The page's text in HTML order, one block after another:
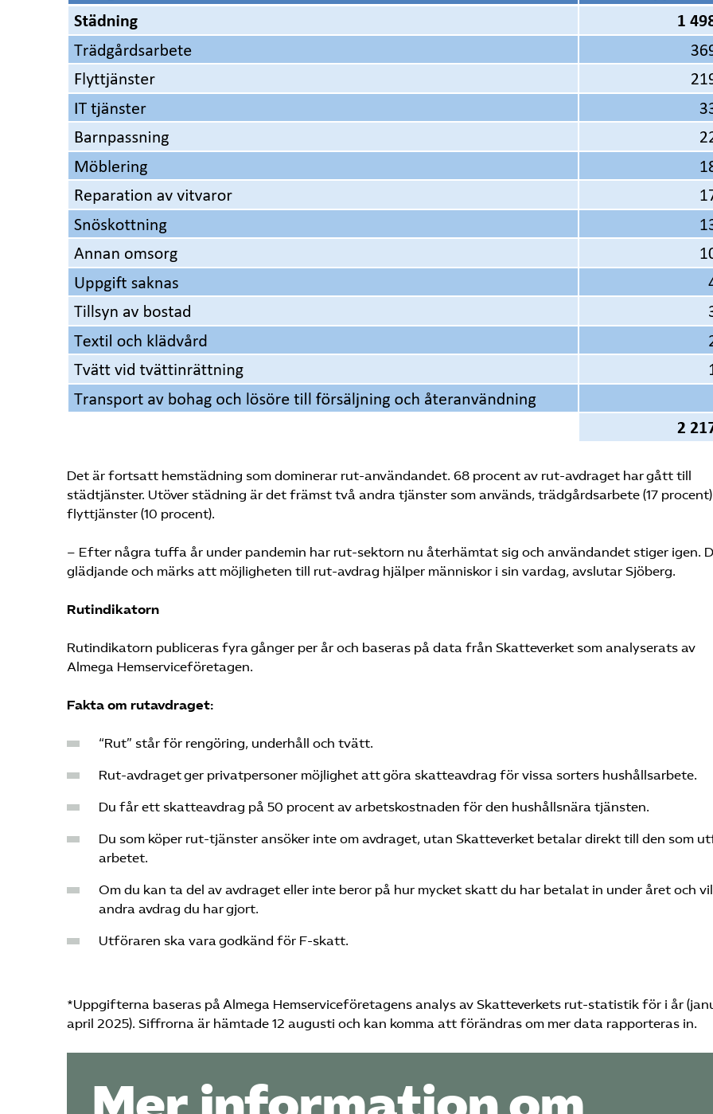
Det är fortsatt hemstädning som dominerar rut-användandet. 68 procent av rut-avdraget har gått till
städtjänster. Utöver städning är det främst två andra tjänster som används, trädgårdsarbete (17
flyttjänster (10 procent).
– Efter några tuffa år under pandemin har rut-sektorn nu återhämtat sig och användandet stiger igen.
glädjande och märks att möjligheten till rut-avdrag hjälper människor i sin vardag, avslutar Sjöberg.
Rutindikatorn
Rutindikatorn publiceras fyra gånger per år och baseras på data från Skatteverket som analyserats av
Almega Hemserviceföretagen.
Fakta om rutavdraget:
“Rut” står för rengöring, underhåll och tvätt.
Rut-avdraget ger privatpersoner möjlighet att göra skatteavdrag för vissa sorters hushållsarbete.
Du får ett skatteavdrag på 50 procent av arbetskostnaden för den hushållsnära tjänsten.
Du som köper rut-tjänster ansöker inte om avdraget, utan Skatteverket betalar direkt till den som
arbetet.
Om du kan ta del av avdraget eller inte beror på hur mycket skatt du har betalat in under året och
andra avdrag du har gjort.
Utföraren ska vara godkänd för F-skatt.
*Uppgifterna baseras på Almega Hemserviceföretagens analys av Skatteverkets rut-statistik för i år
april 2025). Siffrorna är hämtade 12 augusti och kan komma att förändras om mer data rapporteras in.